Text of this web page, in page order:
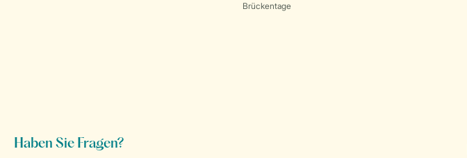
Brückentage
Haben Sie Fragen?